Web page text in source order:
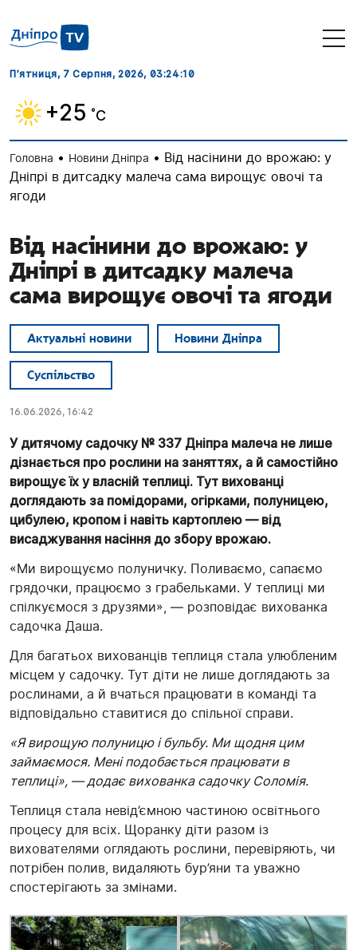
П’ятниця, 7 Серпня, 2026, 03:24:11
+25 ˚C
Головна • Новини Дніпра • Від насінини до врожаю: у
Дніпрі в дитсадку малеча сама вирощує овочі та
ягоди
Від насінини до врожаю: у
Дніпрі в дитсадку малеча
сама вирощує овочі та ягоди
Актуальні новини Новини Дніпра
Суспільство
16.06.2026, 16:42
У дитячому садочку № 337 Дніпра малеча не лише
дізнається про рослини на заняттях, а й самостійно
вирощує їх у власній теплиці. Тут вихованці
доглядають за помідорами, огірками, полуницею,
цибулею, кропом і навіть картоплею — від
висаджування насіння до збору врожаю.
«Ми вирощуємо полуничку. Поливаємо, сапаємо
грядочки, працюємо з грабельками. У теплиці ми
спілкуємося з друзями», — розповідає вихованка
садочка Даша.
Для багатьох вихованців теплиця стала улюбленим
місцем у садочку. Тут діти не лише доглядають за
рослинами, а й вчаться працювати в команді та
відповідально ставитися до спільної справи.
«Я вирощую полуницю і бульбу. Ми щодня цим
займаємося. Мені подобається працювати в
теплиці», — додає вихованка садочку Соломія.
Теплиця стала невід’ємною частиною освітнього
процесу для всіх. Щоранку діти разом із
вихователями оглядають рослини, перевіряють, чи
потрібен полив, видаляють бур’яни та уважно
спостерігають за змінами.